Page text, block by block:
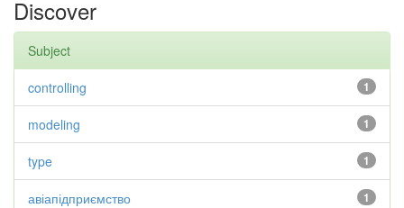
Discover
Subject
1
controlling
1
modeling
1
type
1
авіапідприємство